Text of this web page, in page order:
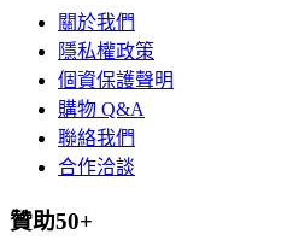
關於我們
隱私權政策
個資保護聲明
購物 Q&A
聯絡我們
合作洽談
贊助50+